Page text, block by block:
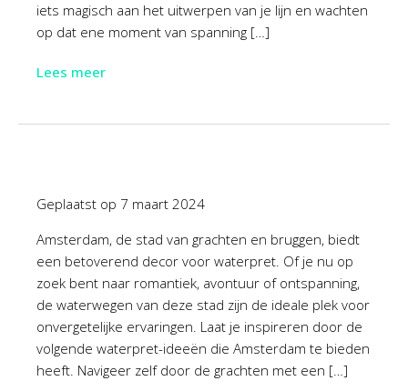
iets magisch aan het uitwerpen van je lijn en wachten
op dat ene moment van spanning […]
Lees meer
Geplaatst op 7 maart 2024
Amsterdam, de stad van grachten en bruggen, biedt
een betoverend decor voor waterpret. Of je nu op
zoek bent naar romantiek, avontuur of ontspanning,
de waterwegen van deze stad zijn de ideale plek voor
onvergetelijke ervaringen. Laat je inspireren door de
volgende waterpret-ideeën die Amsterdam te bieden
heeft. Navigeer zelf door de grachten met een […]